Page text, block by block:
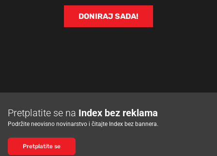
DONIRAJ SADA!
Pretplatite se na Index bez reklama
Podržite neovisno novinarstvo i čitajte Index bez bannera.
Pretplatite se